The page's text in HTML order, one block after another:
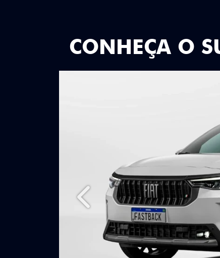
CONHEÇA O
Anterior